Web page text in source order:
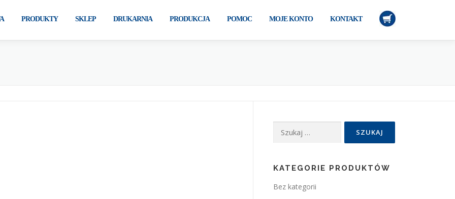
PRODUKTY SKLEP DRUKARNIA PRODUKCJA POMOC MOJE KONTO KONTAKT
Szukaj:
KATEGORIE PRODUKTÓW
Bez kategorii